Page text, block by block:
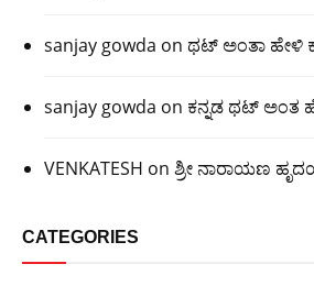
sanjay gowda on ಥಟ್ ಅಂತಾ ಹೇಳಿ
sanjay gowda on ಕನ್ನಡ ಥಟ್ ಅಂತ
VENKATESH on ಶ್ರೀ ನಾರಾಯಣ
CATEGORIES